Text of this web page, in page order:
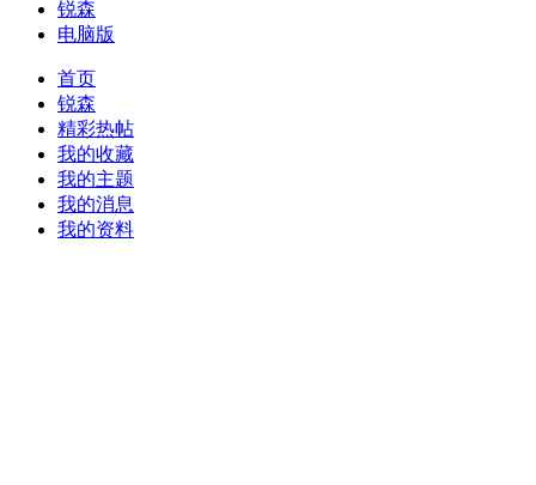
锐森
电脑版
首页
锐森
精彩热帖
我的收藏
我的主题
我的消息
我的资料